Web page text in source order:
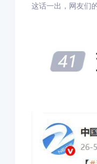
这话一出，网友们